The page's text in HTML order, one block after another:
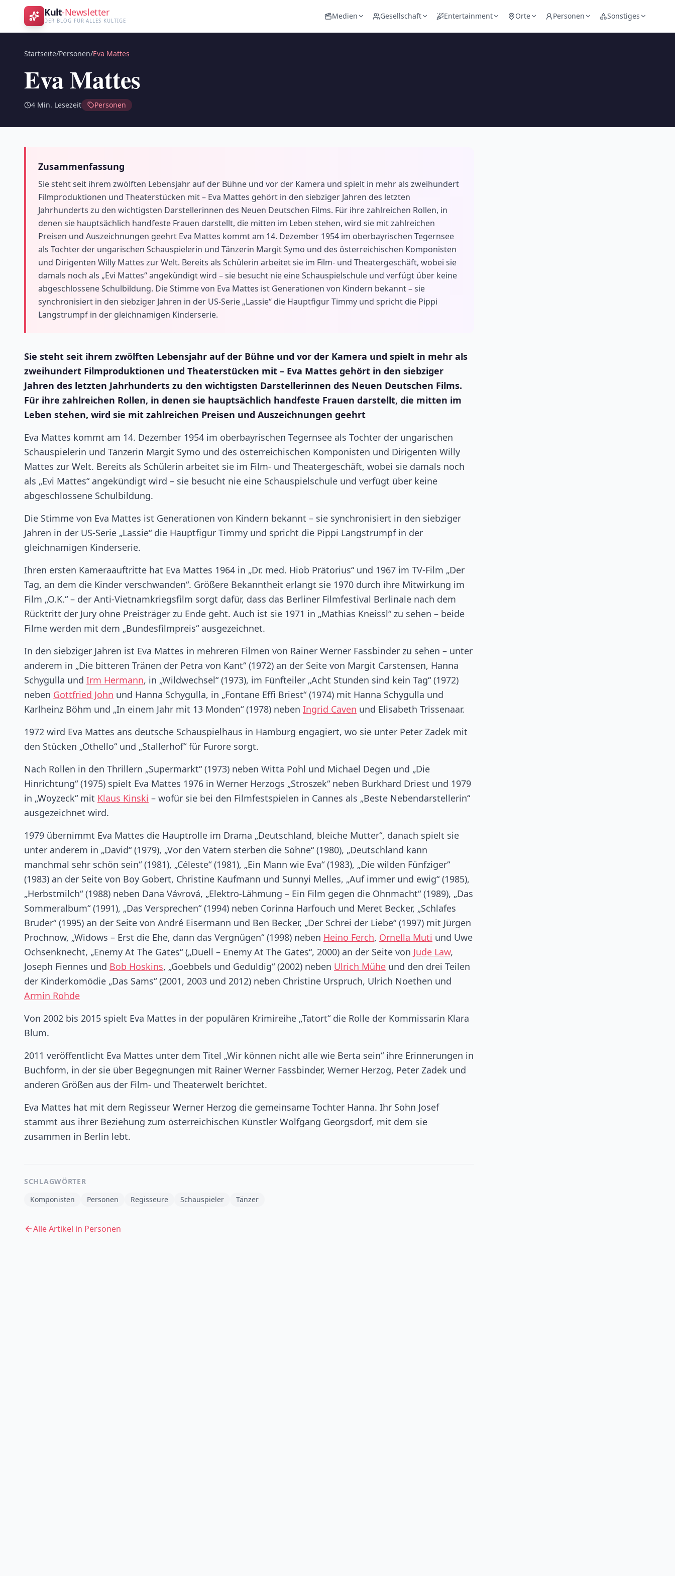
Kult-Newsletter
DER BLOG FÜR ALLES KULTIGE
Medien Gesellschaft Entertainment Orte Personen Sonstiges
Startseite/Personen/Eva Mattes
Eva Mattes
4 Min. Lesezeit Personen
Zusammenfassung
Sie steht seit ihrem zwölften Lebensjahr auf der Bühne und vor der Kamera und spielt in mehr als zweihundert
Filmproduktionen und Theaterstücken mit – Eva Mattes gehört in den siebziger Jahren des letzten
Jahrhunderts zu den wichtigsten Darstellerinnen des Neuen Deutschen Films. Für ihre zahlreichen Rollen, in
denen sie hauptsächlich handfeste Frauen darstellt, die mitten im Leben stehen, wird sie mit zahlreichen
Preisen und Auszeichnungen geehrt Eva Mattes kommt am 14. Dezember 1954 im oberbayrischen Tegernsee
als Tochter der ungarischen Schauspielerin und Tänzerin Margit Symo und des österreichischen Komponisten
und Dirigenten Willy Mattes zur Welt. Bereits als Schülerin arbeitet sie im Film- und Theatergeschäft, wobei sie
damals noch als „Evi Mattes“ angekündigt wird – sie besucht nie eine Schauspielschule und verfügt über keine
abgeschlossene Schulbildung. Die Stimme von Eva Mattes ist Generationen von Kindern bekannt – sie
synchronisiert in den siebziger Jahren in der US-Serie „Lassie“ die Hauptfigur Timmy und spricht die Pippi
Langstrumpf in der gleichnamigen Kinderserie.
Sie steht seit ihrem zwölften Lebensjahr auf der Bühne und vor der Kamera und spielt in mehr als
zweihundert Filmproduktionen und Theaterstücken mit – Eva Mattes gehört in den siebziger
Jahren des letzten Jahrhunderts zu den wichtigsten Darstellerinnen des Neuen Deutschen Films.
Für ihre zahlreichen Rollen, in denen sie hauptsächlich handfeste Frauen darstellt, die mitten im
Leben stehen, wird sie mit zahlreichen Preisen und Auszeichnungen geehrt
Eva Mattes kommt am 14. Dezember 1954 im oberbayrischen Tegernsee als Tochter der ungarischen
Schauspielerin und Tänzerin Margit Symo und des österreichischen Komponisten und Dirigenten Willy
Mattes zur Welt. Bereits als Schülerin arbeitet sie im Film- und Theatergeschäft, wobei sie damals noch
als „Evi Mattes“ angekündigt wird – sie besucht nie eine Schauspielschule und verfügt über keine
abgeschlossene Schulbildung.
Die Stimme von Eva Mattes ist Generationen von Kindern bekannt – sie synchronisiert in den siebziger
Jahren in der US-Serie „Lassie“ die Hauptfigur Timmy und spricht die Pippi Langstrumpf in der
gleichnamigen Kinderserie.
Ihren ersten Kameraauftritte hat Eva Mattes 1964 in „Dr. med. Hiob Prätorius“ und 1967 im TV-Film „Der
Tag, an dem die Kinder verschwanden“. Größere Bekanntheit erlangt sie 1970 durch ihre Mitwirkung im
Film „O.K.“ – der Anti-Vietnamkriegsfilm sorgt dafür, dass das Berliner Filmfestival Berlinale nach dem
Rücktritt der Jury ohne Preisträger zu Ende geht. Auch ist sie 1971 in „Mathias Kneissl“ zu sehen – beide
Filme werden mit dem „Bundesfilmpreis“ ausgezeichnet.
In den siebziger Jahren ist Eva Mattes in mehreren Filmen von Rainer Werner Fassbinder zu sehen – unter
anderem in „Die bitteren Tränen der Petra von Kant“ (1972) an der Seite von Margit Carstensen, Hanna
Schygulla und Irm Hermann, in „Wildwechsel“ (1973), im Fünfteiler „Acht Stunden sind kein Tag“ (1972)
neben Gottfried John und Hanna Schygulla, in „Fontane Effi Briest“ (1974) mit Hanna Schygulla und
Karlheinz Böhm und „In einem Jahr mit 13 Monden“ (1978) neben Ingrid Caven und Elisabeth Trissenaar.
1972 wird Eva Mattes ans deutsche Schauspielhaus in Hamburg engagiert, wo sie unter Peter Zadek mit
den Stücken „Othello“ und „Stallerhof“ für Furore sorgt.
Nach Rollen in den Thrillern „Supermarkt“ (1973) neben Witta Pohl und Michael Degen und „Die
Hinrichtung“ (1975) spielt Eva Mattes 1976 in Werner Herzogs „Stroszek“ neben Burkhard Driest und 1979
in „Woyzeck“ mit Klaus Kinski – wofür sie bei den Filmfestspielen in Cannes als „Beste Nebendarstellerin“
ausgezeichnet wird.
1979 übernimmt Eva Mattes die Hauptrolle im Drama „Deutschland, bleiche Mutter“, danach spielt sie
unter anderem in „David“ (1979), „Vor den Vätern sterben die Söhne“ (1980), „Deutschland kann
manchmal sehr schön sein“ (1981), „Céleste“ (1981), „Ein Mann wie Eva“ (1983), „Die wilden Fünfziger“
(1983) an der Seite von Boy Gobert, Christine Kaufmann und Sunnyi Melles, „Auf immer und ewig“ (1985),
„Herbstmilch“ (1988) neben Dana Vávrová, „Elektro-Lähmung – Ein Film gegen die Ohnmacht“ (1989), „Das
Sommeralbum“ (1991), „Das Versprechen“ (1994) neben Corinna Harfouch und Meret Becker, „Schlafes
Bruder“ (1995) an der Seite von André Eisermann und Ben Becker, „Der Schrei der Liebe“ (1997) mit Jürgen
Prochnow, „Widows – Erst die Ehe, dann das Vergnügen“ (1998) neben Heino Ferch, Ornella Muti und Uwe
Ochsenknecht, „Enemy At The Gates“ („Duell – Enemy At The Gates“, 2000) an der Seite von Jude Law,
Joseph Fiennes und Bob Hoskins, „Goebbels und Geduldig“ (2002) neben Ulrich Mühe und den drei Teilen
der Kinderkomödie „Das Sams“ (2001, 2003 und 2012) neben Christine Urspruch, Ulrich Noethen und
Armin Rohde
Von 2002 bis 2015 spielt Eva Mattes in der populären Krimireihe „Tatort“ die Rolle der Kommissarin Klara
Blum.
2011 veröffentlicht Eva Mattes unter dem Titel „Wir können nicht alle wie Berta sein“ ihre Erinnerungen in
Buchform, in der sie über Begegnungen mit Rainer Werner Fassbinder, Werner Herzog, Peter Zadek und
anderen Größen aus der Film- und Theaterwelt berichtet.
Eva Mattes hat mit dem Regisseur Werner Herzog die gemeinsame Tochter Hanna. Ihr Sohn Josef
stammt aus ihrer Beziehung zum österreichischen Künstler Wolfgang Georgsdorf, mit dem sie
zusammen in Berlin lebt.
SCHLAGWÖRTER
Komponisten
Personen Regisseure Schauspieler Tänzer
Alle Artikel in Personen